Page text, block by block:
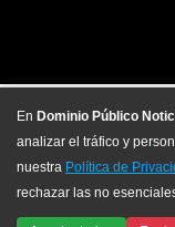
En Dominio Público
analizar el tráfico y
nuestra Política de
rechazar las no